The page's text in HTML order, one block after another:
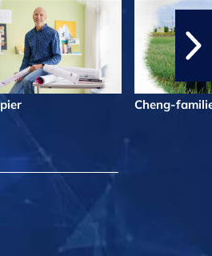
Cheng-